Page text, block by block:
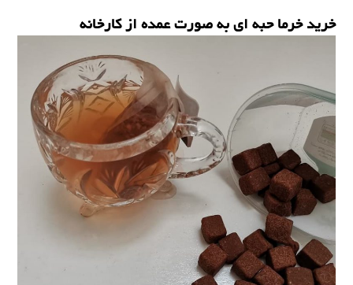
خرید خرما حبه ای به صورت عمده از کارخانه